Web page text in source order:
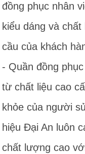
đồng phục nhân
kiểu dáng và
cầu của khách
- Quần đồng
từ chất liệu cao
khỏe của người
hiệu Đại An luôn
chất lượng cao